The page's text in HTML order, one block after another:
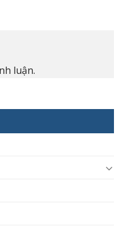
luận.